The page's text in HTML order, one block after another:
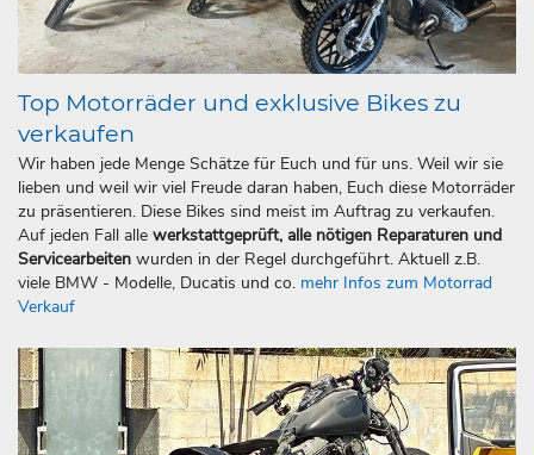
Top Motorräder und exklusive Bikes zu
verkaufen
Wir haben jede Menge Schätze für Euch und für uns. Weil wir sie
lieben und weil wir viel Freude daran haben, Euch diese Motorräder
zu präsentieren. Diese Bikes sind meist im Auftrag zu verkaufen.
Auf jeden Fall alle werkstattgeprüft, alle nötigen Reparaturen und
Servicearbeiten wurden in der Regel durchgeführt. Aktuell z.B.
viele BMW - Modelle, Ducatis und co. mehr Infos zum Motorrad
Verkauf